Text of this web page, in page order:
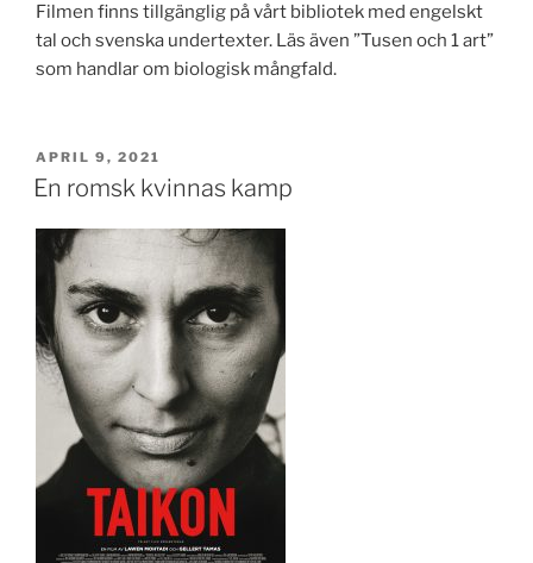
Filmen finns tillgänglig på vårt bibliotek med engelskt
tal och svenska undertexter. Läs även ”Tusen och 1 art”
som handlar om biologisk mångfald.
PUBLICERAT
APRIL 9, 2021
En romsk kvinnas kamp